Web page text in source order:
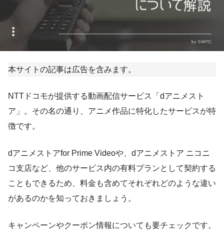
本サイトの記事は広告を含みます。
NTTドコモが提供する動画配信サービス「dアニメスト
ア」。その名の通り、アニメ作品に特化したサービスが特
徴です。
dアニメストアfor Prime Videoや、dアニメストア ニコニ
コ支店など、他のサービス内の有料プランとして契約する
こともできるため、料金も含めてそれぞれどのような違い
があるのかを知っておきましょう。
キャンペーンやクーポン情報についても要チェックです。